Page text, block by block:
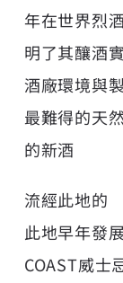
年在世界烈
明了其釀酒
酒廠環境與
最難得的天
的新酒
流經此地的
此地早年發
COAST威士